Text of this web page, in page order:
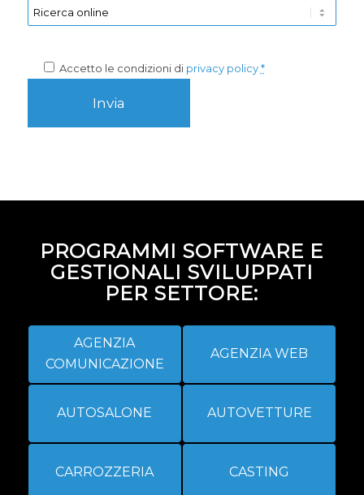
Accetto le condizioni di privacy policy *
PROGRAMMI SOFTWARE E
GESTIONALI SVILUPPATI
PER SETTORE:
AGENZIA
COMUNICAZIONE
AGENZIA WEB
AUTOSALONE AUTOVETTURE
CARROZZERIA CASTING